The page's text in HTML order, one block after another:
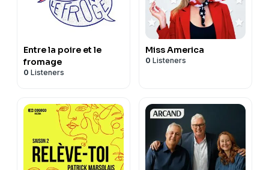
Entre la poire et le
fromage
0 Listeners
Miss America
0 Listeners